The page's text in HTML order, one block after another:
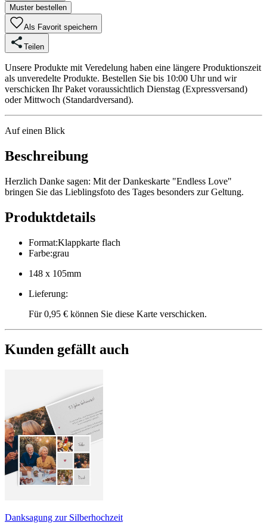
Muster bestellen
Als Favorit speichern
Teilen
Unsere Produkte mit Veredelung haben eine längere Produktionszeit
als unveredelte Produkte. Bestellen Sie bis 10:00 Uhr und wir
verschicken Ihr Paket voraussichtlich Dienstag (Expressversand)
oder Mittwoch (Standardversand).
Auf einen Blick
Beschreibung
Herzlich Danke sagen: Mit der Dankeskarte "Endless Love"
bringen Sie das Lieblingsfoto des Tages besonders zur Geltung.
Produktdetails
Format:Klappkarte flach
Farbe:grau
148 x 105mm
Lieferung:
Für 0,95 € können Sie diese Karte verschicken.
Kunden gefällt auch
Danksagung zur Silberhochzeit